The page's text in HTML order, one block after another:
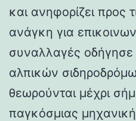
και ανηφορίζει προς
ανάγκη για
συναλλαγές οδήγησε
αλπικών
θεωρούνται μέχρι
παγκόσμιας